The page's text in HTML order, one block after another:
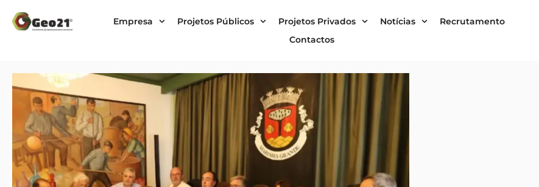
Empresa Projetos Públicos Projetos Privados Notícias
Recrutamento
Contactos